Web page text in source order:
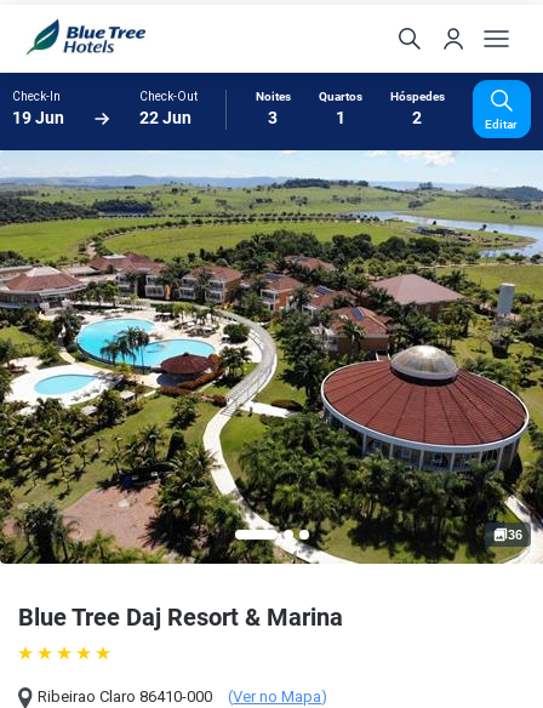
Check-In
19 Jun
Check-Out
22 Jun
Noites
3
Quartos
1
Hóspedes
2 Editar
Blue Tree Daj Resort & Marina
Ribeirao Claro 86410-000 (Ver no Mapa)
36